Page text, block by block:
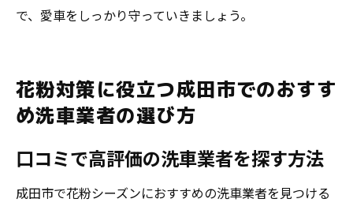
で、愛車をしっかり守っていきましょう。
花粉対策に役立つ成田市でのおすす
め洗車業者の選び方
口コミで高評価の洗車業者を探す方法
成田市で花粉シーズンにおすすめの洗車業者を見つける